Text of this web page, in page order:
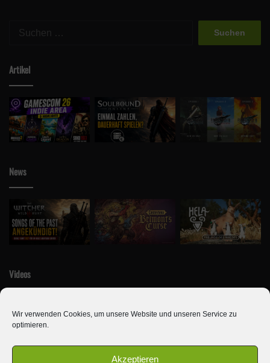
Wir verwenden Cookies, um unsere Website und unseren Service zu
optimieren.
Akzeptieren
Artikel
News
Videos